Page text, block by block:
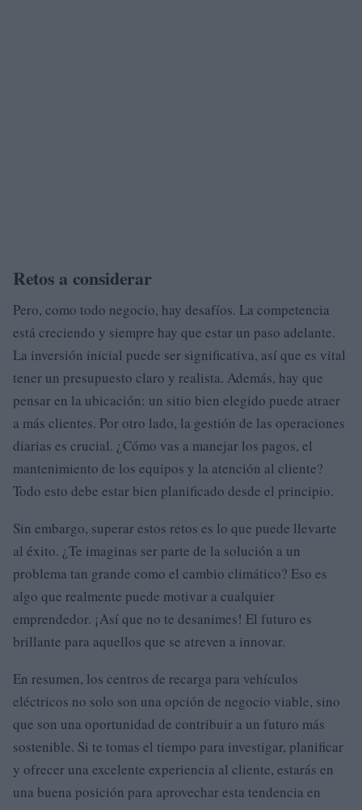
Retos a considerar
Pero, como todo negocio, hay desafíos. La competencia
está creciendo y siempre hay que estar un paso adelante.
La inversión inicial puede ser significativa, así que es vital
tener un presupuesto claro y realista. Además, hay que
pensar en la ubicación: un sitio bien elegido puede atraer
a más clientes. Por otro lado, la gestión de las operaciones
diarias es crucial. ¿Cómo vas a manejar los pagos, el
mantenimiento de los equipos y la atención al cliente?
Todo esto debe estar bien planificado desde el principio.
Sin embargo, superar estos retos es lo que puede llevarte
al éxito. ¿Te imaginas ser parte de la solución a un
problema tan grande como el cambio climático? Eso es
algo que realmente puede motivar a cualquier
emprendedor. ¡Así que no te desanimes! El futuro es
brillante para aquellos que se atreven a innovar.
En resumen, los centros de recarga para vehículos
eléctricos no solo son una opción de negocio viable, sino
que son una oportunidad de contribuir a un futuro más
sostenible. Si te tomas el tiempo para investigar, planificar
y ofrecer una excelente experiencia al cliente, estarás en
una buena posición para aprovechar esta tendencia en